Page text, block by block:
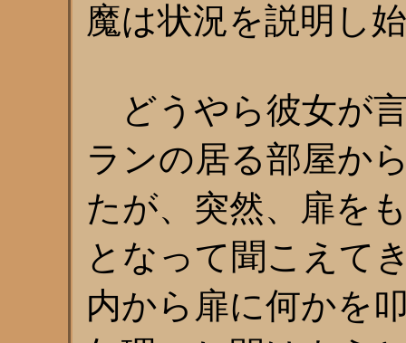
魔は状況を説明し
どうやら彼女が
ランの居る部屋か
たが、突然、扉を
となって聞こえて
内から扉に何かを